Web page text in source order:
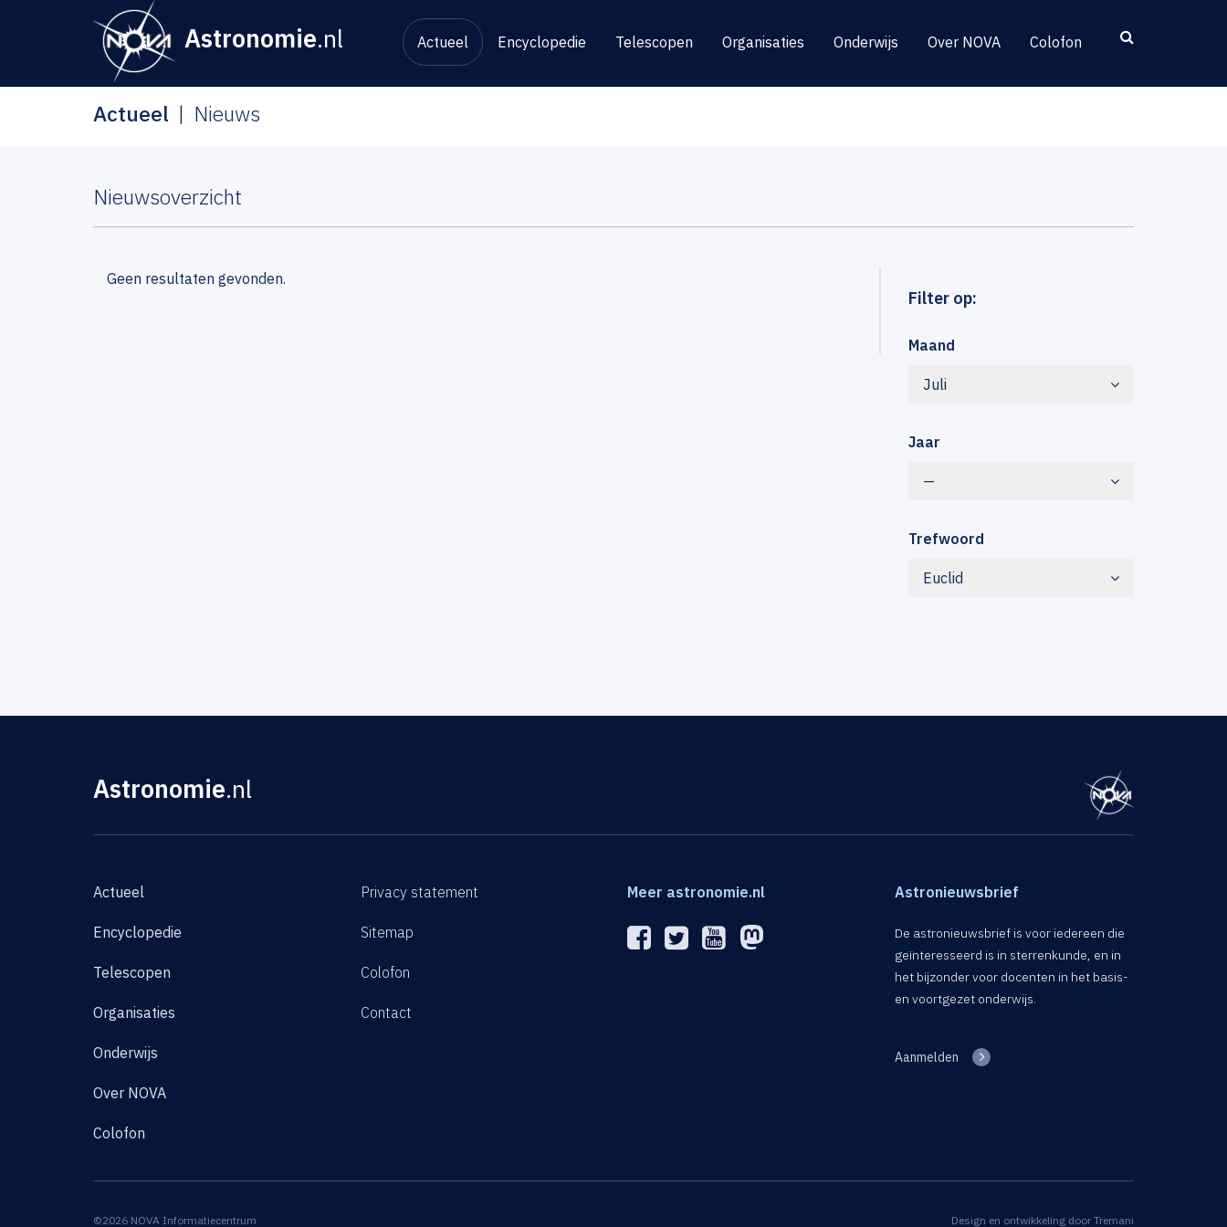
Astronomie.nl Actueel Encyclopedie Telescopen Organisaties Onderwijs Over NOVA Colofon
Actueel Nieuws
Nieuwsoverzicht
Filter op:
Maand
Juli
Jaar
—
Trefwoord
Euclid
Geen resultaten gevonden.
Astronomie.nl
Actueel
Encyclopedie
Telescopen
Organisaties
Onderwijs
Over NOVA
Colofon
Privacy statement
Sitemap
Colofon
Contact
Meer astronomie.nl Astronieuwsbrief
De astronieuwsbrief is voor iedereen die
geïnteresseerd is in sterrenkunde, en in
het bijzonder voor docenten in het basis-
en voortgezet onderwijs.
Aanmelden
©2026 NOVA Informatiecentrum Design en ontwikkeling door Tremani